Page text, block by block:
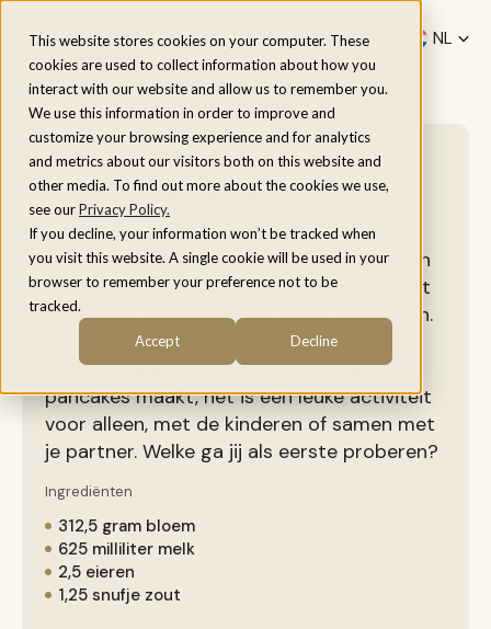
This website stores cookies on your computer. These
cookies are used to collect information about how you
interact with our website and allow us to remember you.
We use this information in order to improve and
customize your browsing experience and for analytics
and metrics about our visitors both on this website and
other media. To find out more about the cookies we use,
see ourPrivacy Policy.
If you decline, your information won’t be tracked when
you visit this website. A single cookie will be used in your
browser to remember your preference not to be
tracked.
Accept Decline
Menu
NL
Home/Recepten/Snelle en gezonde
ontbijtpannenkoekjes
Snelle en gezonde
ontbijtpannenkoekjes
Ben je klaar voor iets anders dan de
traditionele pannenkoeken? Pannenkoeken
zijn snel en eenvoudig te maken, en je kunt
het beslag helemaal naar wens aanpassen.
Of je nu bananenpannenkoeken,
proteïnepannenkoeken of American
pancakes maakt, het is een leuke activiteit
voor alleen, met de kinderen of samen met
je partner. Welke ga jij als eerste proberen?
Ingrediënten
312,5 gram bloem
625 milliliter melk
2,5 eieren
1,25 snufje zout